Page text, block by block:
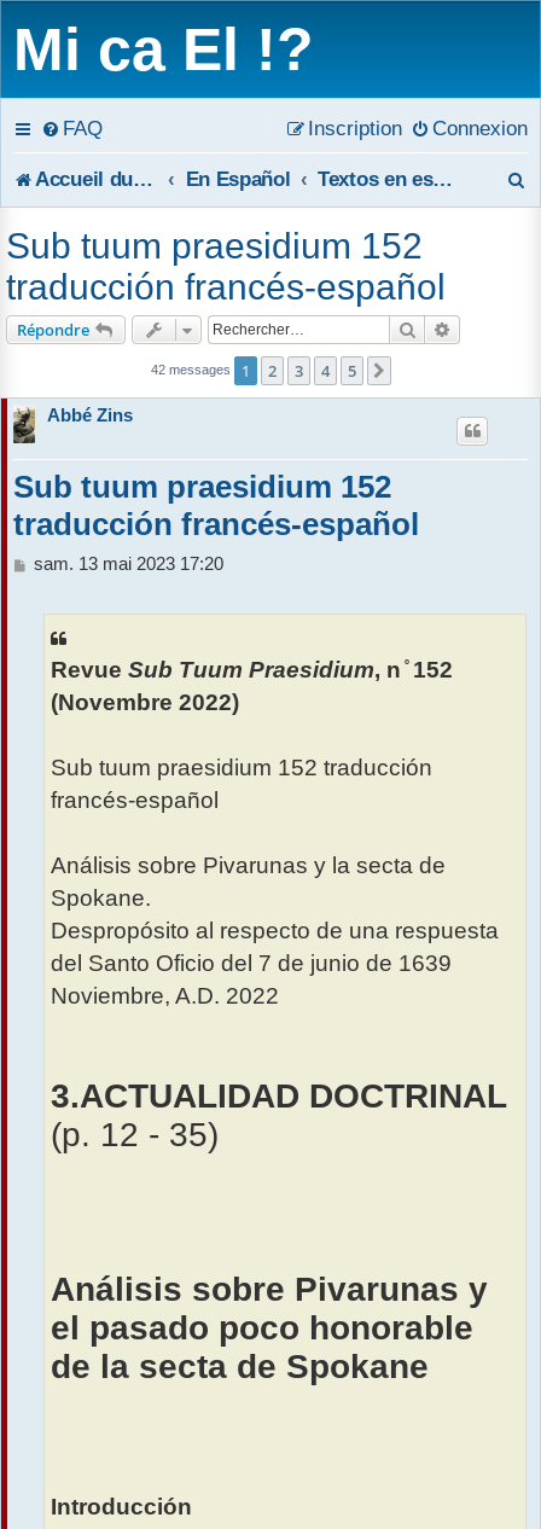
Mi ca El !?
FAQ Connexion
Inscription
Accueil du forum En Español Textos en español
r
Sub tuum praesidium 152
traducción francés-español
Répondre Rechercher
42 messages 1 2 3 4 5
Abbé Zins
Sub tuum praesidium 152
traducción francés-español
M
sam. 13 mai 2023 17:20
Revue Sub Tuum Praesidium, n ̊ 152
(Novembre 2022)
Sub tuum praesidium 152 traducción
francés-español
Análisis sobre Pivarunas y la secta de
Spokane.
Despropósito al respecto de una respuesta
del Santo Oficio del 7 de junio de 1639
Noviembre, A.D. 2022
3.ACTUALIDAD DOCTRINAL
(p. 12 - 35)
Análisis sobre Pivarunas y
el pasado poco honorable
de la secta de Spokane
Introducción